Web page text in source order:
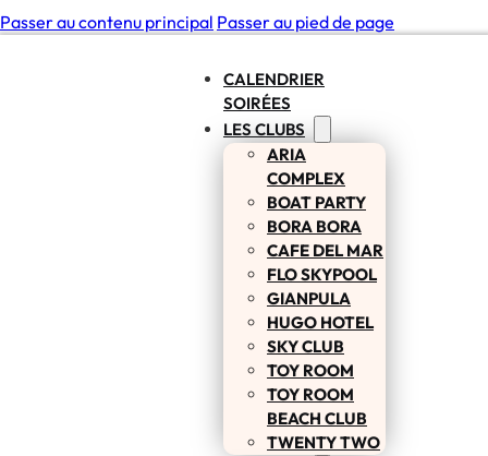
Passer au contenu principal Passer au pied de page
CALENDRIER
SOIRÉES
LES CLUBS
ARIA
COMPLEX
BOAT PARTY
BORA BORA
CAFE DEL MAR
FLO SKYPOOL
GIANPULA
HUGO HOTEL
SKY CLUB
TOY ROOM
TOY ROOM
BEACH CLUB
TWENTY TWO